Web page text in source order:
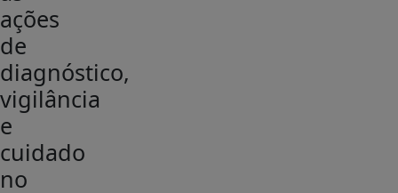
ações
de
diagnóstico,
vigilância
e
cuidado
no